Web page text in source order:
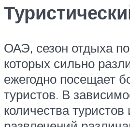
ОАЭ, сезон отдыха
которых сильно
ежегодно посещает
туристов. В
количества